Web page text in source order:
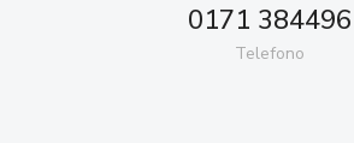
0171 384496
Telefono